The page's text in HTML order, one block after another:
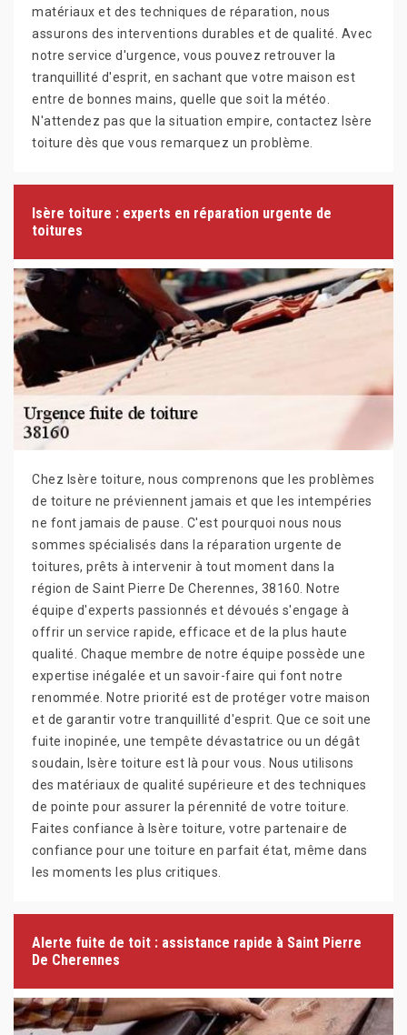
matériaux et des techniques de réparation, nous
assurons des interventions durables et de qualité. Avec
notre service d'urgence, vous pouvez retrouver la
tranquillité d'esprit, en sachant que votre maison est
entre de bonnes mains, quelle que soit la météo.
N'attendez pas que la situation empire, contactez Isère
toiture dès que vous remarquez un problème.
Isère toiture : experts en réparation urgente de
toitures
Chez Isère toiture, nous comprenons que les problèmes
de toiture ne préviennent jamais et que les intempéries
ne font jamais de pause. C'est pourquoi nous nous
sommes spécialisés dans la réparation urgente de
toitures, prêts à intervenir à tout moment dans la
région de Saint Pierre De Cherennes, 38160. Notre
équipe d'experts passionnés et dévoués s'engage à
offrir un service rapide, efficace et de la plus haute
qualité. Chaque membre de notre équipe possède une
expertise inégalée et un savoir-faire qui font notre
renommée. Notre priorité est de protéger votre maison
et de garantir votre tranquillité d'esprit. Que ce soit une
fuite inopinée, une tempête dévastatrice ou un dégât
soudain, Isère toiture est là pour vous. Nous utilisons
des matériaux de qualité supérieure et des techniques
de pointe pour assurer la pérennité de votre toiture.
Faites confiance à Isère toiture, votre partenaire de
confiance pour une toiture en parfait état, même dans
les moments les plus critiques.
Alerte fuite de toit : assistance rapide à Saint Pierre
De Cherennes